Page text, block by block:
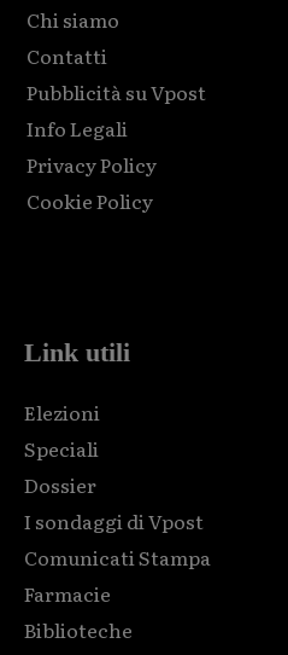
Chi siamo
Contatti
Pubblicità su Vpost
Info Legali
Privacy Policy
Cookie Policy
Link utili
Elezioni
Speciali
Dossier
I sondaggi di Vpost
Comunicati Stampa
Farmacie
Biblioteche